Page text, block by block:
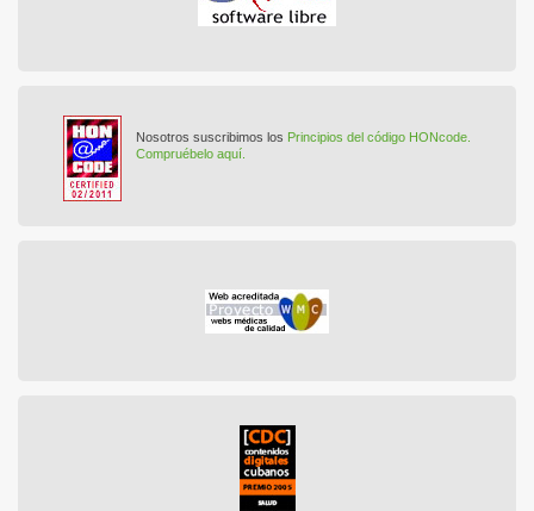
Nosotros suscribimos los Principios del código HONcode.
Compruébelo aquí.